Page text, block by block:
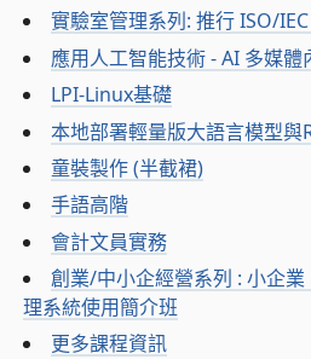
實驗室管理系列: 推行 ISO/
應用人工智能技術 - AI 多媒體
LPI-Linux基礎
本地部署輕量版大語言模型與
童裝製作 (半截裙)
手語高階
會計文員實務
創業/中小企經營系列 : 小企
理系統使用簡介班
更多課程資訊